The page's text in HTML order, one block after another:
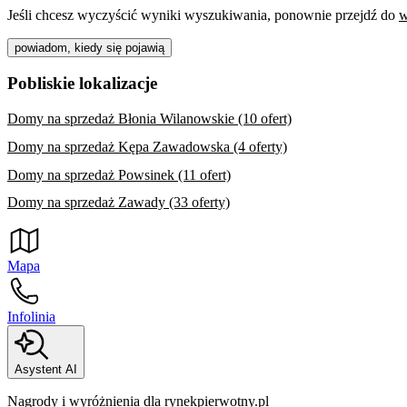
Jeśli chcesz wyczyścić wyniki wyszukiwania, ponownie przejdź do
powiadom, kiedy się pojawią
Pobliskie lokalizacje
Domy na sprzedaż Błonia Wilanowskie (10 ofert)
Domy na sprzedaż Kępa Zawadowska (4 oferty)
Domy na sprzedaż Powsinek (11 ofert)
Domy na sprzedaż Zawady (33 oferty)
Mapa
Infolinia
Asystent AI
Nagrody i wyróżnienia dla rynekpierwotny.pl